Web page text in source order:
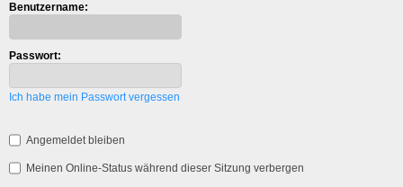
Benutzername:
Passwort:
Ich habe mein Passwort vergessen
Angemeldet bleiben
Meinen Online-Status während dieser Sitzung verbergen